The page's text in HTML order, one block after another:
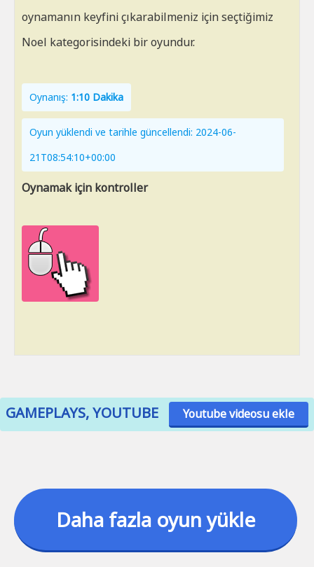
oynamanın keyfini çıkarabilmeniz için seçtiğimiz
Noel kategorisindeki bir oyundur.
Oynanış: 1:10 Dakika
Oyun yüklendi ve tarihle güncellendi: 2024-06-
21T08:54:10+00:00
Oynamak için kontroller
GAMEPLAYS, YOUTUBE Youtube videosu ekle
Daha fazla oyun yükle